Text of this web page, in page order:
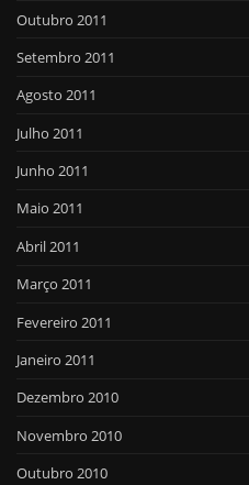
Outubro 2011
Setembro 2011
Agosto 2011
Julho 2011
Junho 2011
Maio 2011
Abril 2011
Março 2011
Fevereiro 2011
Janeiro 2011
Dezembro 2010
Novembro 2010
Outubro 2010